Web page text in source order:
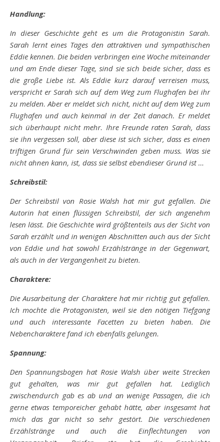
Handlung:
In dieser Geschichte geht es um die Protagonistin Sarah.
Sarah lernt eines Tages den attraktiven und sympathischen
Eddie kennen. Die beiden verbringen eine Woche miteinander
und am Ende dieser Tage, sind sie sich beide sicher, dass es
die große Liebe ist. Als Eddie kurz darauf verreisen muss,
verspricht er Sarah sich auf dem Weg zum Flughafen bei ihr
zu melden. Aber er meldet sich nicht, nicht auf dem Weg zum
Flughafen und auch keinmal in der Zeit danach. Er meldet
sich überhaupt nicht mehr. Ihre Freunde raten Sarah, dass
sie ihn vergessen soll, aber diese ist sich sicher, dass es einen
triftigen Grund für sein Verschwinden geben muss. Was sie
nicht ahnen kann, ist, dass sie selbst ebendieser Grund ist …
Schreibstil:
Der Schreibstil von Rosie Walsh hat mir gut gefallen. Die
Autorin hat einen flüssigen Schreibstil, der sich angenehm
lesen lässt. Die Geschichte wird größtenteils aus der Sicht von
Sarah erzählt und in wenigen Abschnitten auch aus der Sicht
von Eddie und hat sowohl Erzählstränge in der Gegenwart,
als auch in der Vergangenheit zu bieten.
Charaktere:
Die Ausarbeitung der Charaktere hat mir richtig gut gefallen.
Ich mochte die Protagonisten, weil sie den nötigen Tiefgang
und auch interessante Facetten zu bieten haben. Die
Nebencharaktere fand ich ebenfalls gelungen.
Spannung:
Den Spannungsbogen hat Rosie Walsh über weite Strecken
gut gehalten, was mir gut gefallen hat. Lediglich
zwischendurch gab es ab und an wenige Passagen, die ich
gerne etwas temporeicher gehabt hätte, aber insgesamt hat
mich das gar nicht so sehr gestört. Die verschiedenen
Erzählstränge und auch die Einflechtungen von